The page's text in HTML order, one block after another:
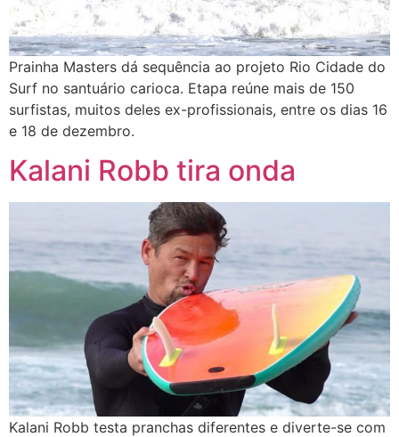
Prainha Masters dá sequência ao projeto Rio Cidade do
Surf no santuário carioca. Etapa reúne mais de 150
surfistas, muitos deles ex-profissionais, entre os dias 16
e 18 de dezembro.
Kalani Robb tira onda
Kalani Robb testa pranchas diferentes e diverte-se com